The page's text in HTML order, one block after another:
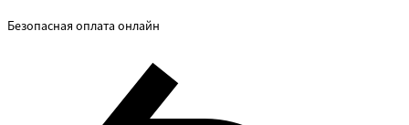
Безопасная оплата онлайн